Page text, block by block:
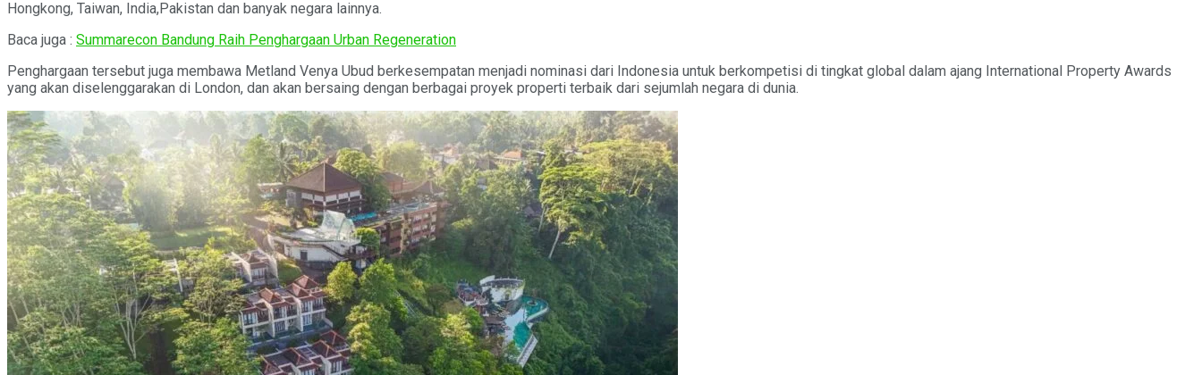
Hongkong, Taiwan, India,Pakistan dan banyak negara lainnya.
Baca juga : Summarecon Bandung Raih Penghargaan Urban Regeneration
Penghargaan tersebut juga membawa Metland Venya Ubud berkesempatan menjadi nominasi dari Indonesia untuk berkompetisi di tingkat global dalam ajang International Property Awards
yang akan diselenggarakan di London, dan akan bersaing dengan berbagai proyek properti terbaik dari sejumlah negara di dunia.